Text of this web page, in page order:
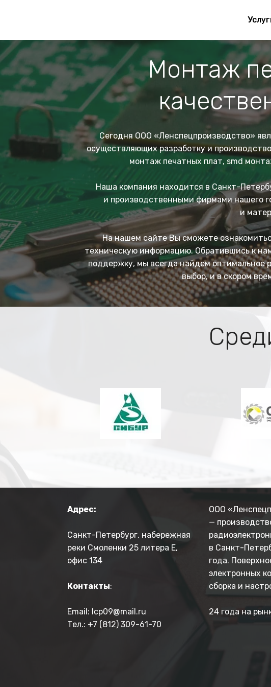
Монтаж
Сегодня ООО «Ленспецпроизводство»
осуществляющих разработку и
монтаж печатных плат, smd
Наша компания находится в Санкт-
и производственными фирмами нашего
и
На нашем сайте Вы сможете
техническую информацию. Обратившись к
поддержку, мы всегданайдем оптимальное
выбор, и в скором
Адрес:
Санкт-Петербург, набережная
реки Смоленки 25 литера Е,
офис 134
Контакты:
Email: lcp09@mail.ru
Тел.: +7 (812) 309-61-70
ООО
—
в Санкт-
года.
электронных
сборка и
24 года на